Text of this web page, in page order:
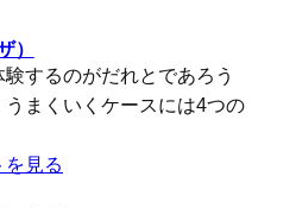
）
験するのがだれとであろう
まくいくケースには4つの
見る